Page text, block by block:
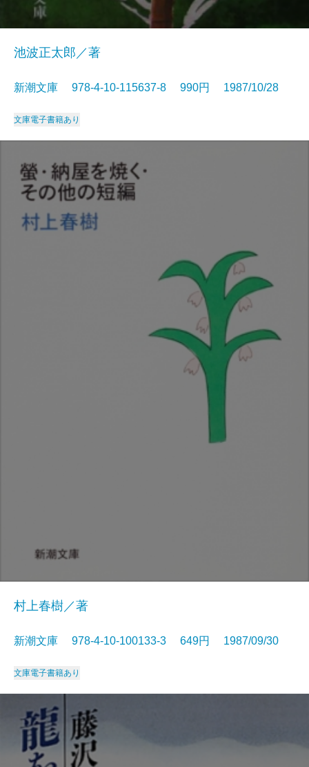
池波正太郎／著
新潮文庫 978-4-10-115637-8 990円 1987/10/28
文庫電子書籍あり
村上春樹／著
新潮文庫 978-4-10-100133-3 649円 1987/09/30
文庫電子書籍あり